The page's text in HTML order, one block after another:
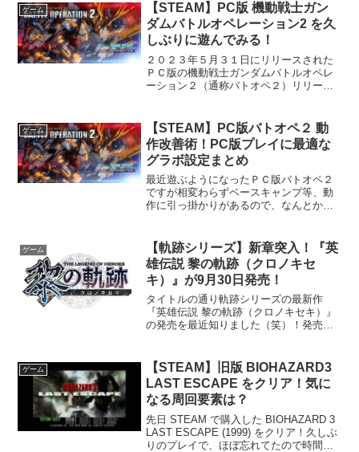
ゲーム
【STEAM】PC版 機動戦士ガン
ダムバトルオペレーション2 を久
しぶりに遊んでみる！
２０２３年５月３１日にリリースされた
ＰＣ版の機動戦士ガンダムバトルオペレ
ーション２（通称バトオペ２）リリース
ました（笑）存在をしばらく忘れていま
したが、久しぶりに思い出...
ゲーム
【STEAM】PC版バトオペ２ 動
作改善術！PC版プレイに最適な
グラボ設定まとめ
最近遊ぶようになったＰＣ版バトオペ２
ですが相変わらずベースキャンプ等、動
作に引っ掛かりがあるので、なんとかな
内容をまとめてみました。動作環境以下
Steamより抜...
ゲーム
【軌跡シリーズ】新章突入！『英
雄伝説 黎の軌跡（クロノキセ
キ）』が9月30日発売！
タイトルの通り軌跡シリーズの最新作
『英雄伝説 黎の軌跡（クロノキセキ）』
の発売を最近知りました（笑）！発売日
検討です！今作についての概要としてゼ
ムリア大陸を舞台に、前作...
ゲーム
【STEAM】旧版 BIOHAZARD3
LAST ESCAPE をクリア！気に
なる周回要素は？
先日 STEAM で購入した BIOHAZARD 3
LAST ESCAPE (1999) をクリア！久しぶ
りのプレイで、ほぼ忘れてたので時間は